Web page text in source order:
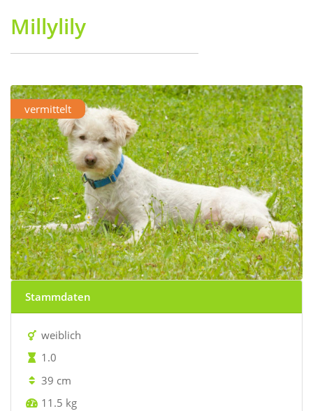
Millylily
vermittelt
Stammdaten
weiblich
1.0
39 cm
11.5 kg